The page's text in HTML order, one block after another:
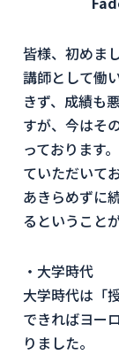
皆様、初めま
講師として働
きず、成績も
すが、今はそ
っております
ていただいて
あきらめずに
るということ
・大学時代
大学時代は「
できればヨー
りました。